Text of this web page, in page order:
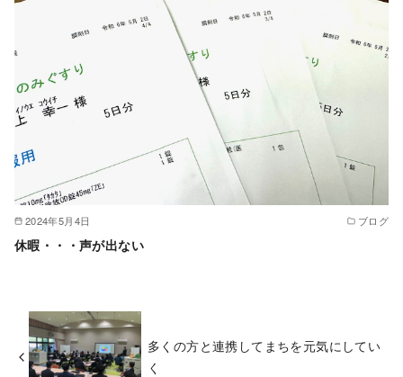
2024年5月4日 ブログ
休暇・・・声が出ない
多くの方と連携してまちを元気にしてい
く